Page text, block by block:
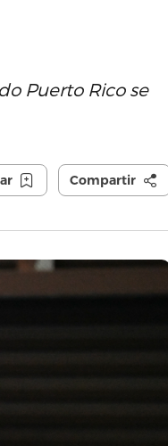
Puerto Rico se
Compartir